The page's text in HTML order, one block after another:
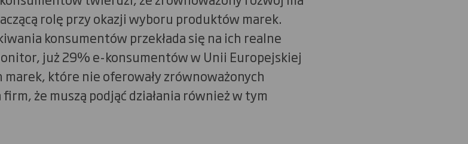
rolę przy okazji wyboru produktów marek.
konsumentów przekłada się na ich realne
już 29% e-konsumentów w Unii Europejskiej
które nie oferowały zrównoważonych
że muszą podjąć działania również w tym